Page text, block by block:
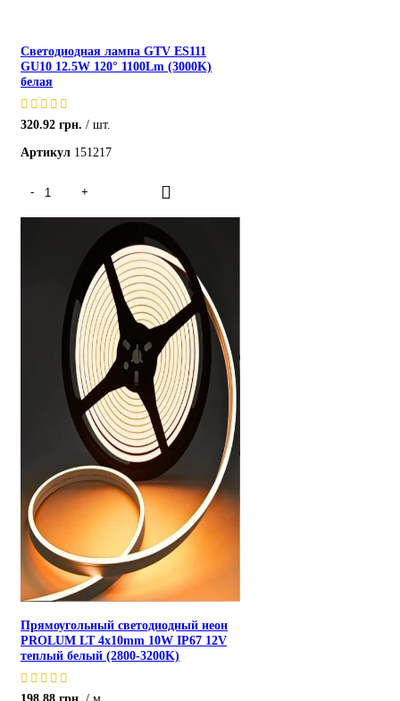
Светодиодная лампа GTV ES111
GU10 12.5W 120° 1100Lm (3000K)
белая
320.92 грн.
шт.
Артикул 151217
Прямоугольный светодиодный неон
PROLUM LT 4x10mm 10W IP67 12V
теплый белый (2800-3200K)